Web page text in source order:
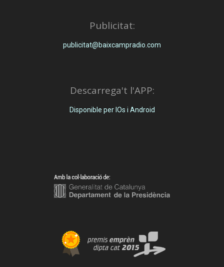
Publicitat:
publicitat@baixcampradio.com
Descarrega't l'APP:
Disponible per IOs i Android